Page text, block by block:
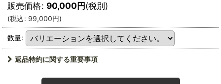
販売価格: 90,000円(税別)
(税込: 99,000円)
数量:
返品特約に関する重要事項